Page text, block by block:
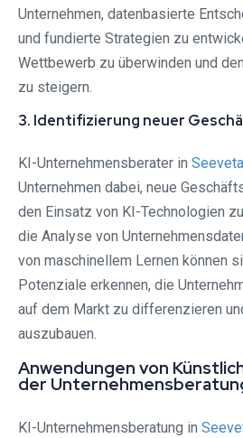
Unternehmen, datenbasierte
und fundierte Strategien zu
Wettbewerb zu überwinden und
zu steigern.
3. Identifizierung neuer
KI-Unternehmensberater in
Unternehmen dabei, neue
den Einsatz von KI-Technologien
die Analyse von
von maschinellem Lernen können
Potenziale erkennen, die
auf dem Markt zu differenzieren
auszubauen.
Anwendungen von
der
KI-Unternehmensberatung in